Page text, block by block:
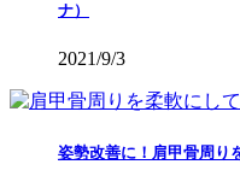
ナ）
2021/9/3
姿勢改善に！肩甲骨周り